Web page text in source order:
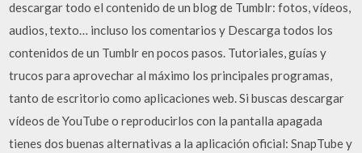
descargar todo el contenido de un blog de Tumblr: fotos, vídeos,
audios, texto… incluso los comentarios y Descarga todos los
contenidos de un Tumblr en pocos pasos. Tutoriales, guías y
trucos para aprovechar al máximo los principales programas,
tanto de escritorio como aplicaciones web. Si buscas descargar
vídeos de YouTube o reproducirlos con la pantalla apagada
tienes dos buenas alternativas a la aplicación oficial: SnapTube y